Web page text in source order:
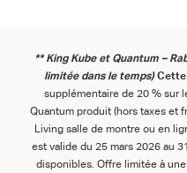
** King Kube et Quantum –
limitée dans le temps)
supplémentaire de 20 % sur
Quantum produit (hors taxes et
Living salle de montre ou en
est valide du 25 mars 2026 au
disponibles. Offre limitée à